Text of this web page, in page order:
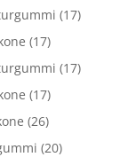
(17)
(17)
(17)
(17)
(26)
(20)